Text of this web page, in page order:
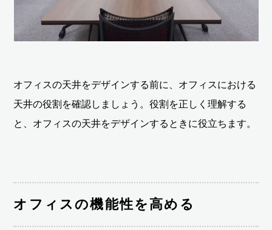
オフィスの天井をデザインする前に、オフィスにおける
天井の役割を確認しましょう。役割を正しく理解する
と、オフィスの天井をデザインするときに役立ちます。
オフィスの機能性を高める